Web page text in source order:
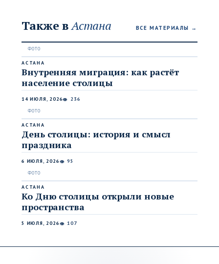
Также вАстана ВСЕ МАТЕРИАЛЫ →
АСТАНА
Внутренняя миграция: как растёт
население столицы
14 ИЮЛЯ, 2026👁 236
АСТАНА
День столицы: история и смысл
праздника
6 ИЮЛЯ, 2026👁 95
АСТАНА
Ко Дню столицы открыли новые
пространства
5 ИЮЛЯ, 2026👁 107